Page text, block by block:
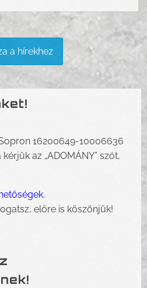
a hírekhez
16200649-10006636
az „ADOMÁNY” szót,
előre is köszönjük!